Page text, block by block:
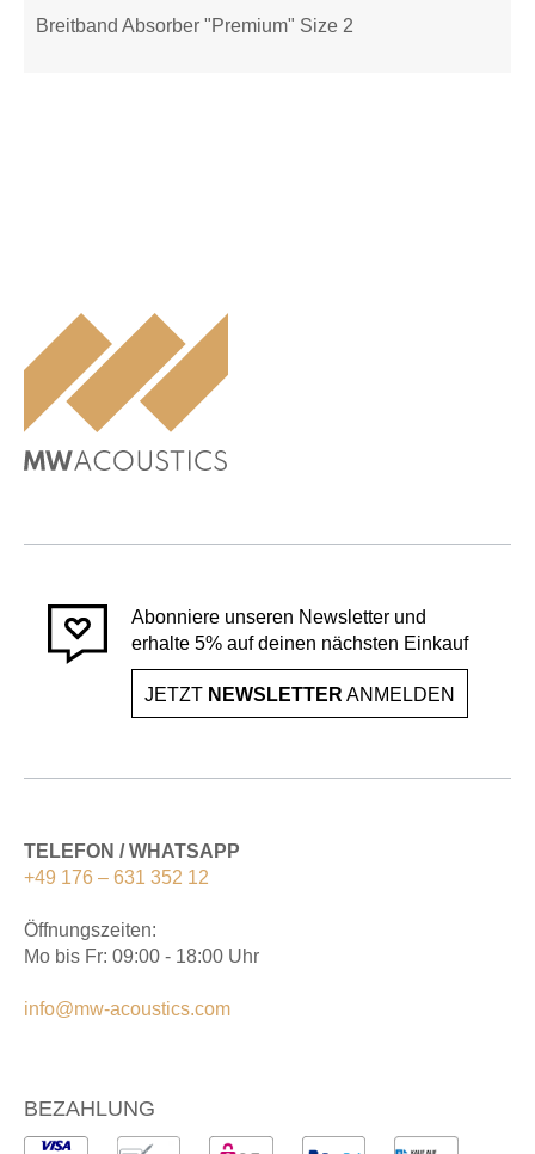
Breitband Absorber "Premium" Size 2
Abonniere unseren Newsletter und
erhalte 5% auf deinen nächsten Einkauf
JETZT NEWSLETTER ANMELDEN
TELEFON / WHATSAPP
+49 176 – 631 352 12
Öffnungszeiten:
Mo bis Fr: 09:00 - 18:00 Uhr
info@mw-acoustics.com
BEZAHLUNG